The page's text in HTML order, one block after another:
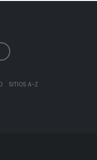
SITIOS A-Z